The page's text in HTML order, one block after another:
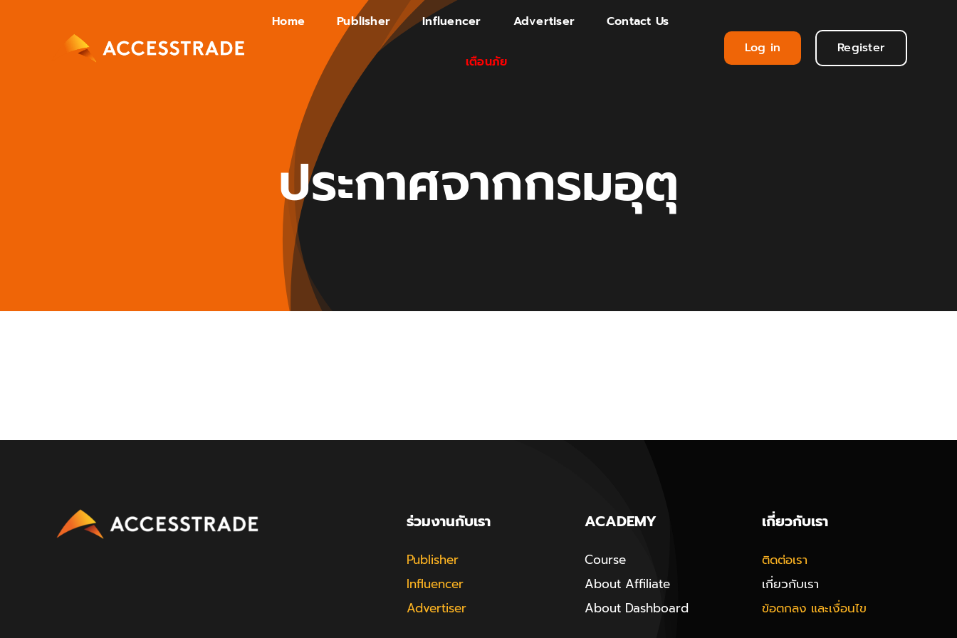
Home Publisher Influencer Advertiser Contact Us
เตือนภัย
Log in Register
ประกาศจากกรมอุตุ
ร่วมงานกับเรา
Publisher
Influencer
Advertiser
ACADEMY
Course
About Affiliate
About Dashboard
เกี่ยวกับเรา
ติดต่อเรา
เกี่ยวกับเรา
ข้อตกลง และเงื่อนไข